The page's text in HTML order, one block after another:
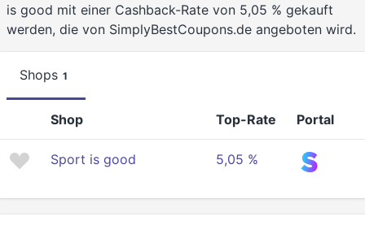
is good mit einer Cashback-Rate von 5,05 % gekauft
werden, die von SimplyBestCoupons.de angeboten wird.
Shops 1
Shop Top-Rate Portal
Sport is good 5,05 %